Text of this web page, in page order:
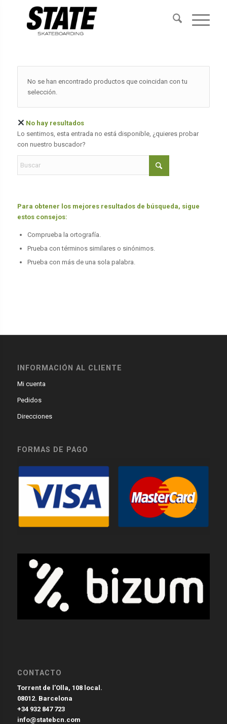
No se han encontrado productos que coincidan con tu
selección.
No hay resultados
Lo sentimos, esta entrada no está disponible, ¿quieres probar
con nuestro buscador?
Para obtener los mejores resultados de búsqueda, sigue
estos consejos:
Comprueba la ortografía.
Prueba con términos similares o sinónimos.
Prueba con más de una sola palabra.
INFORMACIÓN AL CLIENTE
Mi cuenta
Pedidos
Direcciones
FORMAS DE PAGO
CONTACTO
Torrent de l’Olla, 108 local.
08012. Barcelona
+34 932 847 723
info@statebcn.com